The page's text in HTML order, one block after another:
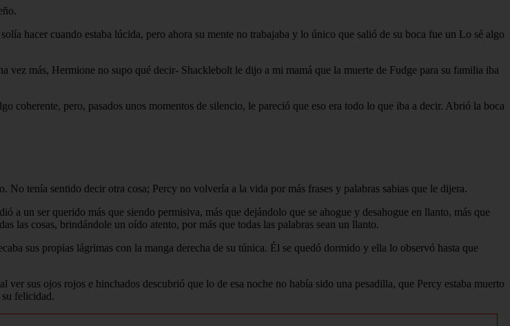
hacer cuando estaba lúcida, pero ahora su mente no trabajaba y lo único que salió de su boca fue un Lo sé algo
más, Hermione no supo qué decir- Shacklebolt le dijo a mi mamá que la muerte de Fudge para su familia iba
coherente, pero, pasados unos momentos de silencio, le pareció que eso era todo lo que iba a decir. Abrió la boca
tenía sentido decir otra cosa; Percy no volvería a la vida por más frases y palabras sabias que le dijera.
a un ser querido más que siendo permisiva, más que dejándolo que se ahogue y desahogue en llanto, más que
las cosas, brindándole un oído atento, por más que todas las palabras sean un llanto.
sus propias lágrimas con la manga derecha de su túnica. Él se quedó dormido y ella lo observó hasta que
sus ojos rojos e hinchados descubrió que lo de esa noche no había sido una pesadilla, que Percy estaba muerto
felicidad.